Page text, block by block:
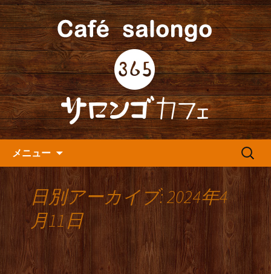
人形町の『365(サロンゴ)カフ
ェ』よりお知らせ
人形町の音楽カフェ『365カフェ』より
最新情報をお届けします。
メニュー
検
日別アーカイブ: 2024年4
月11日